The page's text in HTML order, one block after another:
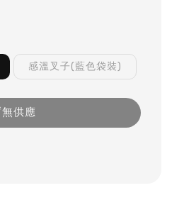
感溫叉子(藍色袋裝)
供應